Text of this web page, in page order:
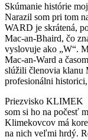
Skúmanie histórie
Narazil som pri tom
WARD je skrátená,
Mac-an-Bhaird, čo
vyslovuje ako „W“.
Mac-an-Ward a
slúžili členovia klanu
profesionálni
Priezvisko KLIMEK
som si ho na počesť
Klimekovcov má
na nich veľmi hrdý.